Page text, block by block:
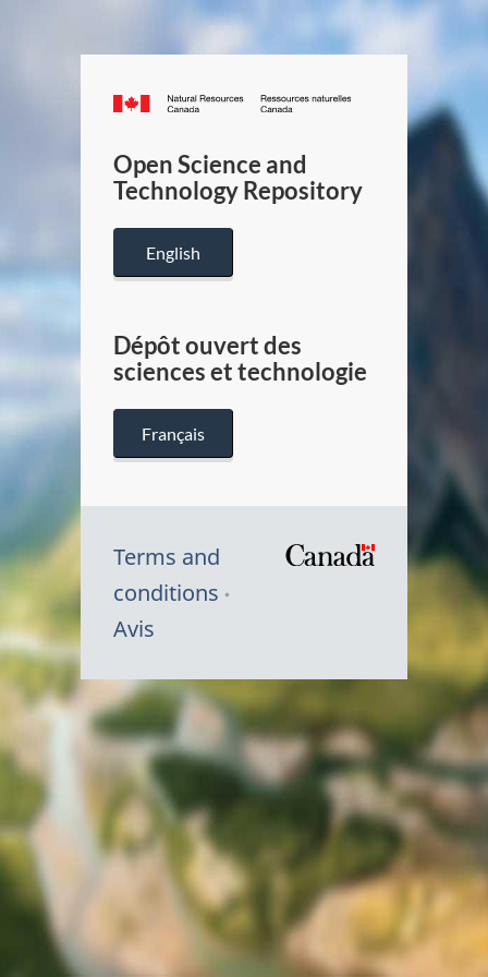
Canada.ca
/
Canada
Open Science and
Technology Repository
English
Dépôt ouvert des
sciences et technologie
Français
Terms and
conditions
Avis
Canada